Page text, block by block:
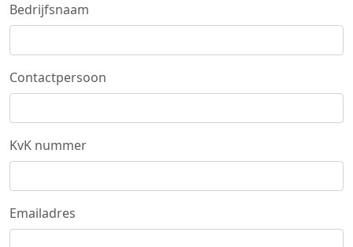
Bedrijfsnaam
Contactpersoon
KvK nummer
Emailadres